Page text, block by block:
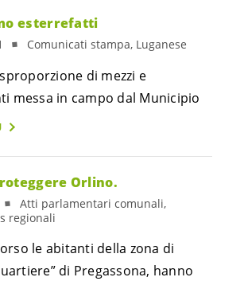
esterrefatti
Comunicati stampa, Luganese
di mezzi e
messa in campo dal Municipio
Orlino.
Atti parlamentari comunali,
regionali
le abitanti della zona di
di Pregassona, hanno